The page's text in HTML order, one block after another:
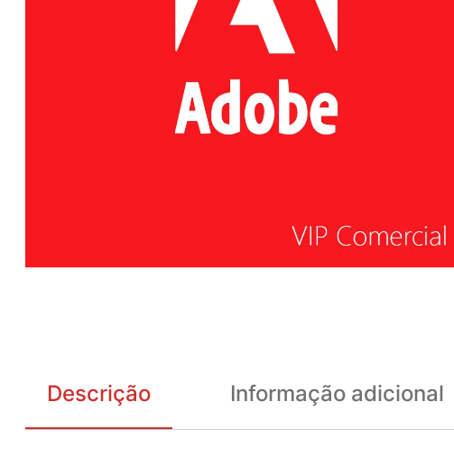
Descrição Informação adicional